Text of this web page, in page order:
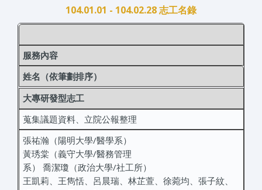
104.01.01 - 104.02.28 志工名錄
服務內容
姓名（依筆劃排序）
大專研發型志工
蒐集議題資料、立院公報整理
張祐瀚（陽明大學/醫學系）
黃琇棠（義守大學/醫務管理
系） 喬潔瓊（政治大學/社工所）
王凱莉、王雋恬、呂晨瑞、林芷萱、徐菀均、張子紋、